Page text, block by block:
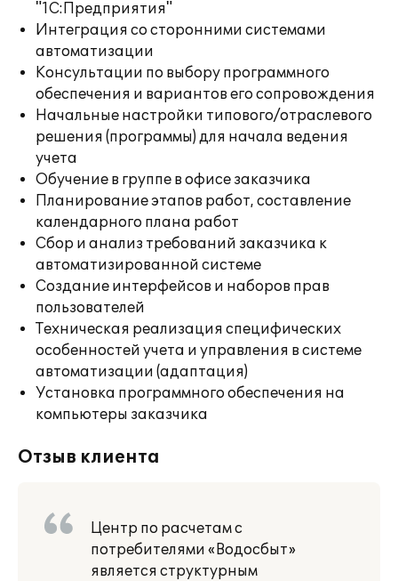
"1С:Предприятия"
Интеграция со сторонними системами
автоматизации
Консультации по выбору программного
обеспечения и вариантов его сопровождения
Начальные настройки типового/отраслевого
решения (программы) для начала ведения
учета
Обучение в группе в офисе заказчика
Планирование этапов работ, составление
календарного плана работ
Сбор и анализ требований заказчика к
автоматизированной системе
Создание интерфейсов и наборов прав
пользователей
Техническая реализация специфических
особенностей учета и управления в системе
автоматизации (адаптация)
Установка программного обеспечения на
компьютеры заказчика
Отзыв клиента
Центр по расчетам с
потребителями «Водосбыт»
является структурным